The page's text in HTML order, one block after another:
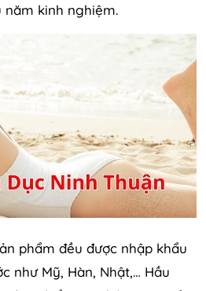
năm kinh nghiệm.
phẩm đều được nhập khẩu
như Mỹ, Hàn, Nhật,… Hầu